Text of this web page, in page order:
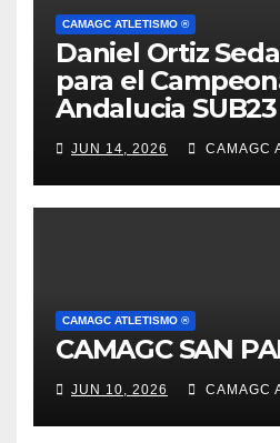
CAMAGC ATLETISMO ®
Daniel Ortiz
para el
Andalucia
JUN 14, 2026 CAMAGC
CAMAGC ATLETISMO ®
CAMAGC SAN
JUN 10, 2026 CAMAGC